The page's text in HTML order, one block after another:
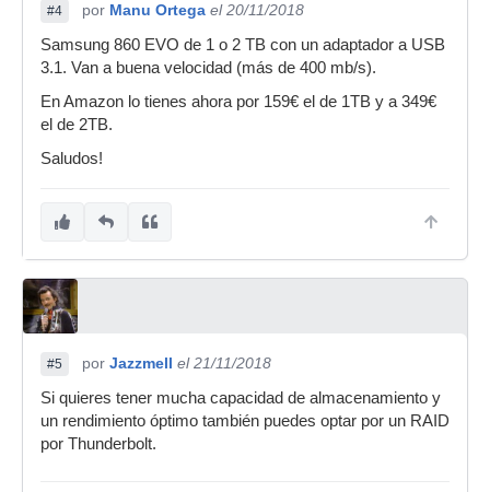
#4 por Manu Ortega el 20/11/2018
Samsung 860 EVO de 1 o 2 TB con un adaptador a USB
3.1. Van a buena velocidad (más de 400 mb/s).
En Amazon lo tienes ahora por 159€ el de 1TB y a 349€
el de 2TB.
Saludos!
#5 por Jazzmell el 21/11/2018
Si quieres tener mucha capacidad de almacenamiento y
un rendimiento óptimo también puedes optar por un RAID
por Thunderbolt.